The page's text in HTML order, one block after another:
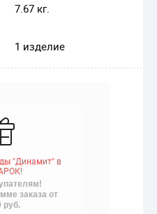
7.67 кг.
1 изделие
"Динамит" в
заказа от
руб.